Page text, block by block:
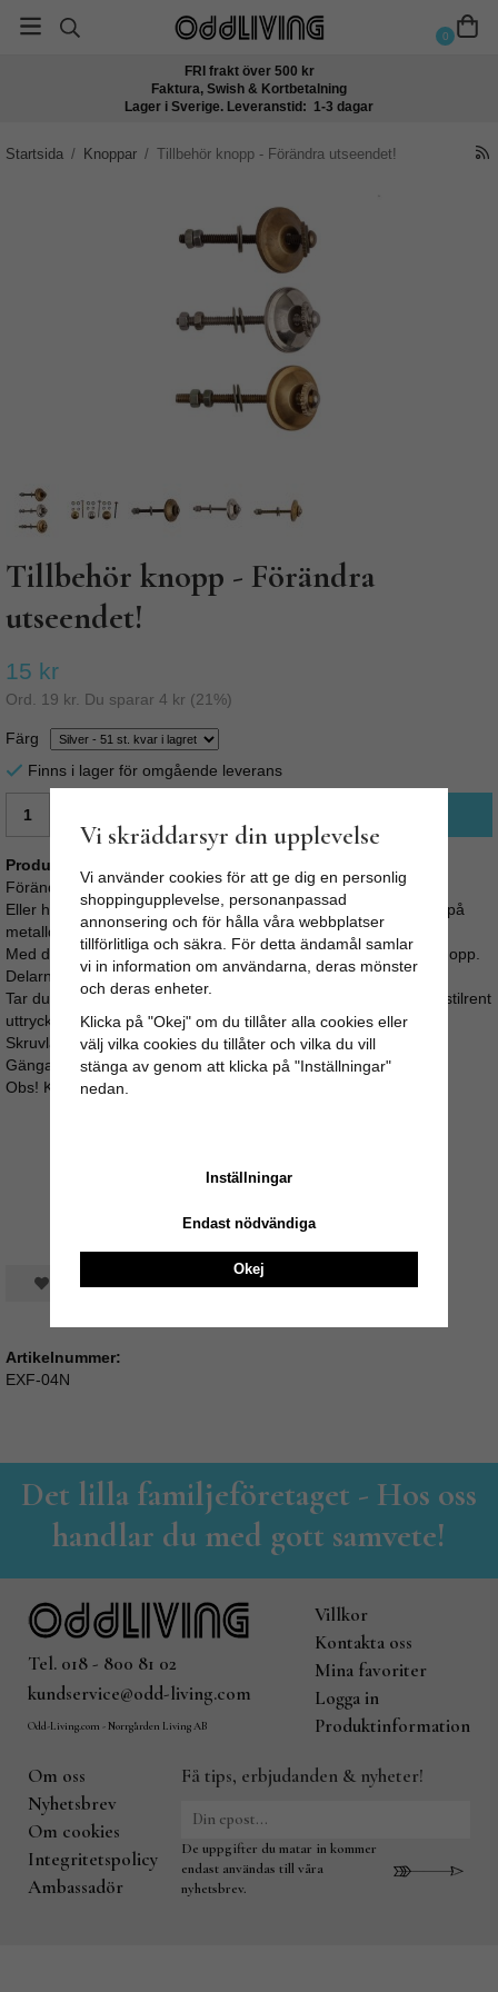
0
FRI frakt över 500 kr
Faktura, Swish & Kortbetalning
Lager i Sverige. Leveranstid: 1-3 dagar
Startsida / Knoppar / Tillbehör knopp - Förändra utseendet!
Tillbehör knopp - Förändra
utseendet!
15 kr
Ord. 19 kr . Du sparar 4 kr (21 %)
Färg
Finns i lager för omgående leverans
Produktbeskrivning:
Förändra utseendet på knoppen du redan har.
Eller har du hittat en knopp hos oss, men vill ha en annan färg på
metalldelarna.
Med detta tillbehör, så kan du enkelt ändra utseendet på din knopp.
Delarna finns att köpa i silver, mässing/guld och i antikbrun.
Tar du bort den räfflade brickan i front, så får knoppen ett mer stilrent
uttryck med bara en liten "prick"
Skruvlängd: ca 6,4cm
Gänga: M4 (4mm i diameter)
Obs! Knopp ingår ej!
Spara som favorit
Artikelnummer:
EXF-04N
Det lilla familjeföretaget - Hos oss
handlar du med gott samvete!
Tel. 018 - 800 81 02
kundservice@odd-living.com
Odd-Living.com - Norrgården Living AB
Villkor
Kontakta oss
Mina favoriter
Logga in
Produktinformation
Om oss
Nyhetsbrev
Om cookies
Integritetspolicy
Ambassadör
Få tips, erbjudanden & nyheter!
De uppgifter du matar in kommer
endast användas till våra
nyhetsbrev.
Vi skräddarsyr din upplevelse
Vi använder cookies för att ge dig en personlig
shoppingupplevelse, personanpassad
annonsering och för hålla våra webbplatser
tillförlitliga och säkra. För detta ändamål samlar
vi in information om användarna, deras mönster
och deras enheter.
Klicka på "Okej" om du tillåter alla cookies eller
välj vilka cookies du tillåter och vilka du vill
stänga av genom att klicka på "Inställningar"
nedan.
Inställningar
Endast nödvändiga
Okej